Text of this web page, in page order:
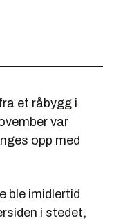
et råbygg i
var
opp med
ble imidlertid
i stedet,